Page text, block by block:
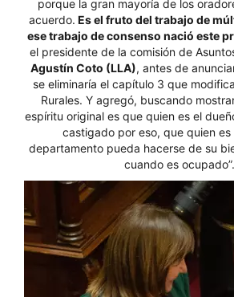
porque la gran mayoría de los
acuerdo. Es el fruto del trabajo de
ese trabajo de consenso nació este
el presidente de la comisión de
Agustín Coto (LLA), antes de
se eliminaría el capítulo 3 que
Rurales. Y agregó, buscando
espíritu original es que quien es el
castigado por eso, que quien
departamento pueda hacerse de su
cuando es ocupado”.